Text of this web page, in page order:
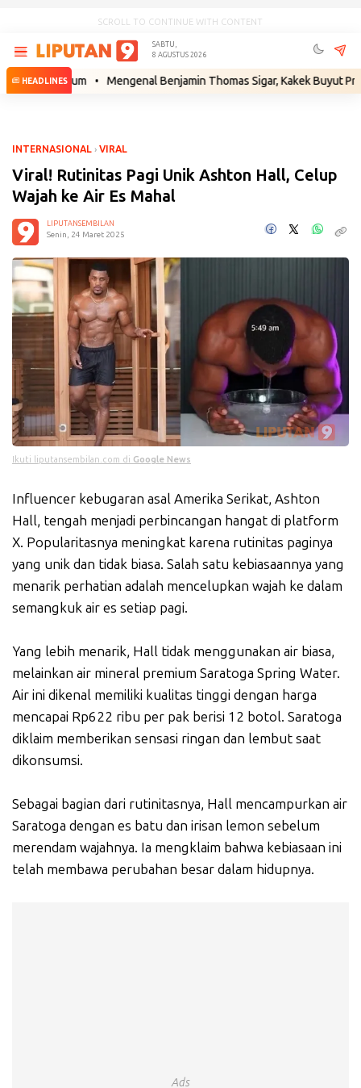
SCROLL TO CONTINUE WITH CONTENT
SABTU,
8 AGUSTUS 2026
HEADLINES
Hukum • Mengenal Benjamin Thomas Sigar, Kakek Buyut Prabowo
INTERNASIONAL › VIRAL
Viral! Rutinitas Pagi Unik Ashton Hall, Celup
Wajah ke Air Es Mahal
LIPUTANSEMBILAN
Senin, 24 Maret 2025
Ikuti liputansembilan.com di Google News
Influencer kebugaran asal Amerika Serikat, Ashton
Hall, tengah menjadi perbincangan hangat di platform
X. Popularitasnya meningkat karena rutinitas paginya
yang unik dan tidak biasa. Salah satu kebiasaannya yang
menarik perhatian adalah mencelupkan wajah ke dalam
semangkuk air es setiap pagi.
Yang lebih menarik, Hall tidak menggunakan air biasa,
melainkan air mineral premium Saratoga Spring Water.
Air ini dikenal memiliki kualitas tinggi dengan harga
mencapai Rp622 ribu per pak berisi 12 botol. Saratoga
diklaim memberikan sensasi ringan dan lembut saat
dikonsumsi.
Sebagai bagian dari rutinitasnya, Hall mencampurkan air
Saratoga dengan es batu dan irisan lemon sebelum
merendam wajahnya. Ia mengklaim bahwa kebiasaan ini
telah membawa perubahan besar dalam hidupnya.
Ads